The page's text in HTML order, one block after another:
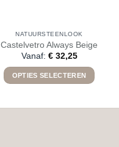
NATUURSTEENLOOK
Castelvetro Always Beige
Vanaf: €32,25
OPTIES SELECTEREN